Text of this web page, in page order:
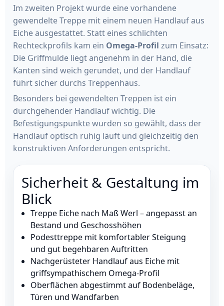
Im zweiten Projekt wurde eine vorhandene
gewendelte Treppe mit einem neuen Handlauf aus
Eiche ausgestattet. Statt eines schlichten
Rechteckprofils kam ein Omega-Profil zum Einsatz:
Die Griffmulde liegt angenehm in der Hand, die
Kanten sind weich gerundet, und der Handlauf
führt sicher durchs Treppenhaus.
Besonders bei gewendelten Treppen ist ein
durchgehender Handlauf wichtig. Die
Befestigungspunkte wurden so gewählt, dass der
Handlauf optisch ruhig läuft und gleichzeitig den
konstruktiven Anforderungen entspricht.
Sicherheit & Gestaltung im
Blick
Treppe Eiche nach Maß Werl – angepasst an
Bestand und Geschosshöhen
Podesttreppe mit komfortabler Steigung
und gut begehbaren Auftritten
Nachgerüsteter Handlauf aus Eiche mit
griffsympathischem Omega-Profil
Oberflächen abgestimmt auf Bodenbeläge,
Türen und Wandfarben